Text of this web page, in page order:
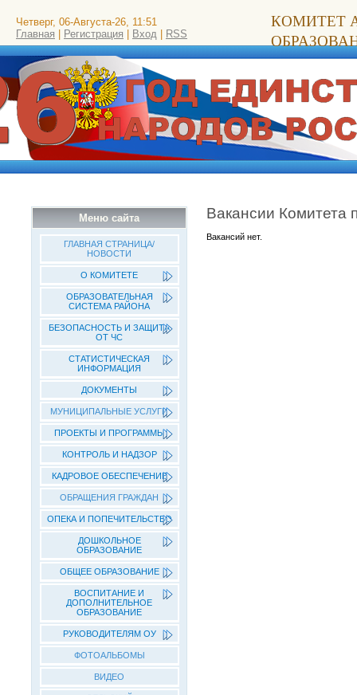
КОМИТЕТ
Четверг, 06-Августа-26, 11:51
Главная
Регистрация Вход RSS
Меню сайта
ГЛАВНАЯ СТРАНИЦА/
НОВОСТИ
О КОМИТЕТЕ
ОБРАЗОВАТЕЛЬНАЯ
СИСТЕМА РАЙОНА
БЕЗОПАСНОСТЬ И ЗАЩИТА
ОТ ЧС
СТАТИСТИЧЕСКАЯ
ИНФОРМАЦИЯ
ДОКУМЕНТЫ
МУНИЦИПАЛЬНЫЕ УСЛУГИ
ПРОЕКТЫ И ПРОГРАММЫ
КОНТРОЛЬ И НАДЗОР
КАДРОВОЕ ОБЕСПЕЧЕНИЕ
ОБРАЩЕНИЯ ГРАЖДАН
ОПЕКА И ПОПЕЧИТЕЛЬСТВО
ДОШКОЛЬНОЕ
ОБРАЗОВАНИЕ
ОБЩЕЕ ОБРАЗОВАНИЕ
ВОСПИТАНИЕ И
ДОПОЛНИТЕЛЬНОЕ
ОБРАЗОВАНИЕ
РУКОВОДИТЕЛЯМ ОУ
ФОТОАЛЬБОМЫ
ВИДЕО
Вакансии Комитета
Вакансий нет.